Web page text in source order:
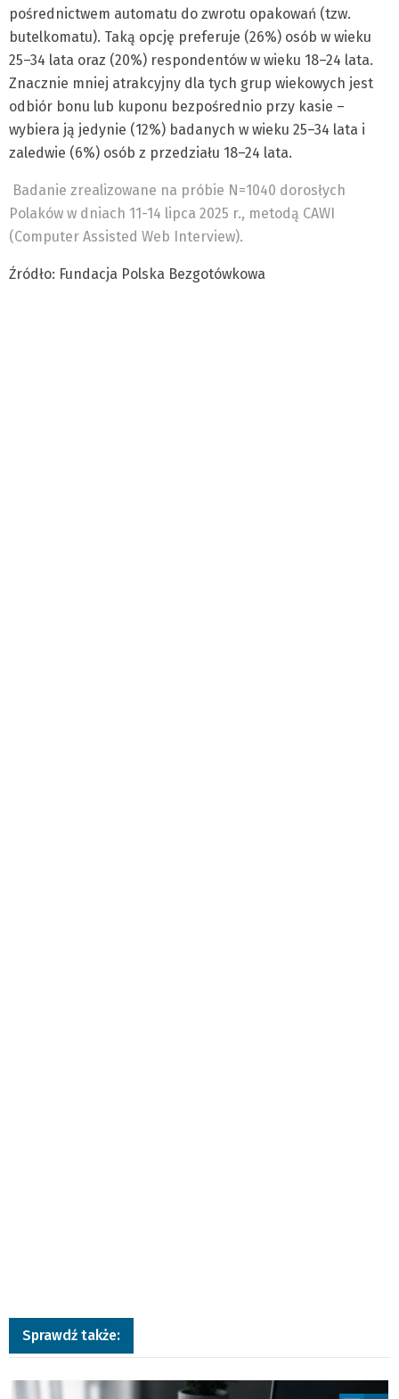
pośrednictwem automatu do zwrotu opakowań (tzw.
butelkomatu). Taką opcję preferuje (26%) osób w wieku
25–34 lata oraz (20%) respondentów w wieku 18–24 lata.
Znacznie mniej atrakcyjny dla tych grup wiekowych jest
odbiór bonu lub kuponu bezpośrednio przy kasie –
wybiera ją jedynie (12%) badanych w wieku 25–34 lata i
zaledwie (6%) osób z przedziału 18–24 lata.
Badanie zrealizowane na próbie N=1040 dorosłych
Polaków w dniach 11-14 lipca 2025 r., metodą CAWI
(Computer Assisted Web Interview).
Źródło: Fundacja Polska Bezgotówkowa
Sprawdź także:
a